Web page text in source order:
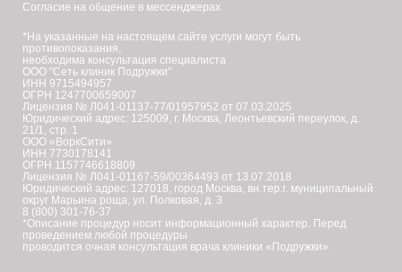
Согласие на общение в мессенджерах
*На указанные на настоящем сайте услуги могут быть
противопоказания,
необходима консультация специалиста
ООО "Сеть клиник Подружки"
ИНН 9715494957
ОГРН 1247700659007
Лицензия № Л041-01137-77/01957952 от 07.03.2025
Юридический адрес: 125009, г. Москва, Леонтьевский переулок, д.
21/1, стр. 1
ООО «ВоркСити»
ИНН 7730178141
ОГРН 1157746618809
Лицензия № Л041-01167-59/00364493 от 13.07.2018
Юридический адрес: 127018, город Москва, вн.тер.г. муниципальный
округ Марьина роща, ул. Полковая, д. 3
8 (800) 301-76-37
*Описание процедур носит информационный характер. Перед
проведением любой процедуры
проводится очная консультация врача клиники «Подружки».